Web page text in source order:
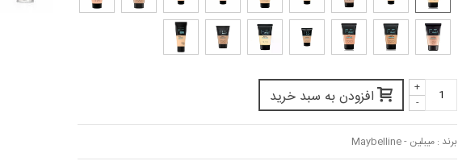
-
+ افزودن به سبد خرید
برند : میبلین - Maybelline